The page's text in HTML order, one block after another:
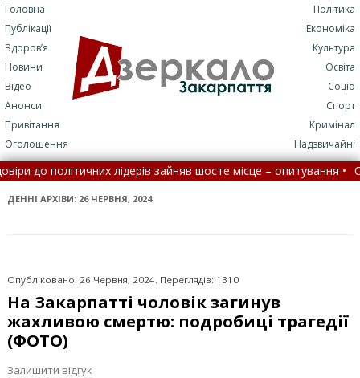
Головна
Публікації
Здоров’я
Новини
Відео
Анонси
Привітання
Оголошення
Політика
Економіка
Культура
Освіта
Соціо
Спорт
Кримінал
Надзвичайні
зайняв шосте місце – опитування • Село на Закарпатті
лікарні стане складніше• На Закарпатті водність річок
ДЕННІ АРХІВИ: 26 ЧЕРВНЯ, 2024
Опубліковано: 26 Червня, 2024. Переглядів: 1310
На Закарпатті чоловік загинув
жахливою смертю: подробиці трагедії
(ФОТО)
Залишити відгук